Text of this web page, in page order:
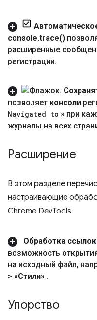
console.trace()
расширенные
регистрации.
позволяет консоли
Navigated to » при
журналы на всех
Расширение
В этом разделе
настраивающие
Chrome DevTools.
Обработка ссылок
возможность
на исходный файл,
> «Стили» .
Упорство